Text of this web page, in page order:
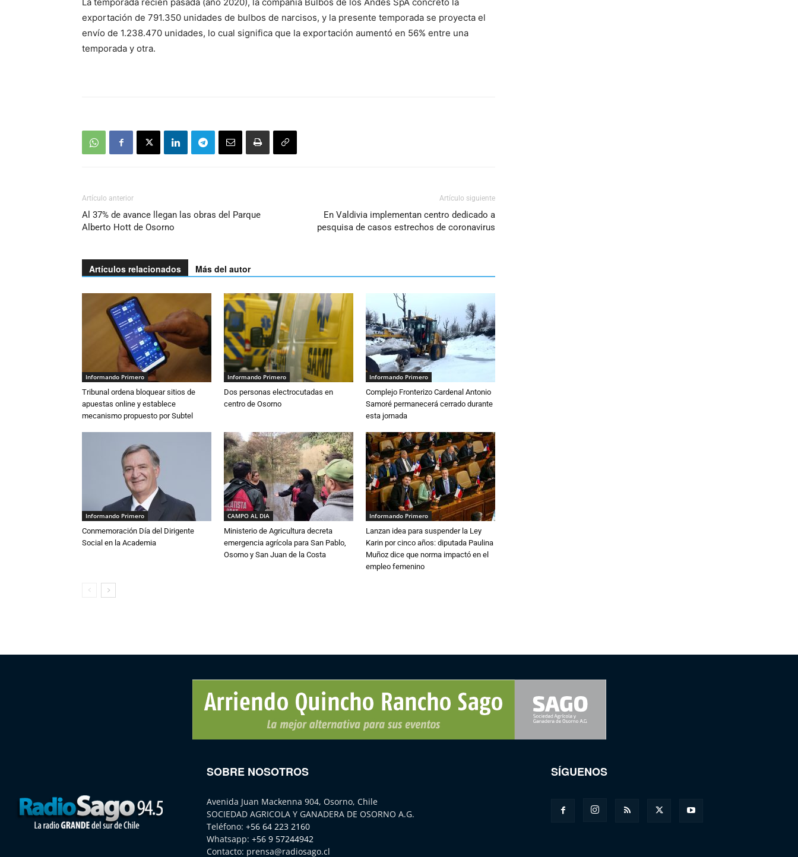
de
flecha
arriba/abajo
exportación de 791.350 unidades de bulbos de narcisos, y la presente temporada se proyecta el
envío de 1.238.470 unidades, lo cual significa que la exportación aumentó en 56% entre una
temporada y otra.
Artículo anterior
Al 37% de avance llegan las obras del Parque
Alberto Hott de Osorno
Artículo siguiente
En Valdivia implementan centro dedicado a
pesquisa de casos estrechos de coronavirus
Artículos relacionados Más del autor
Informando Primero
Tribunal ordena bloquear sitios de
apuestas online y establece
mecanismo propuesto por Subtel
Informando Primero
Dos personas electrocutadas en
centro de Osorno
Informando Primero
Complejo Fronterizo Cardenal Antonio
Samoré permanecerá cerrado durante
esta jornada
Informando Primero
Conmemoración Día del Dirigente
Social en la Academia
CAMPO AL DIA
Ministerio de Agricultura decreta
emergencia agrícola para San Pablo,
Osorno y San Juan de la Costa
Informando Primero
Lanzan idea para suspender la Ley
Karin por cinco años: diputada Paulina
Muñoz dice que norma impactó en el
empleo femenino
SOBRE NOSOTROS
Avenida Juan Mackenna 904, Osorno, Chile
SOCIEDAD AGRICOLA Y GANADERA DE OSORNO A.G.
Teléfono: +56 64 223 2160
Whatsapp: +56 9 57244942
Contacto: prensa@radiosago.cl
SÍGUENOS